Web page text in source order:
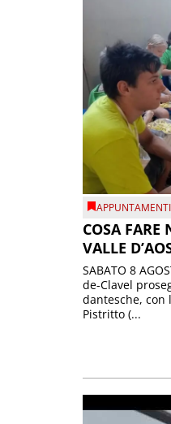
APPUNTAMENTI
COSA FARE
VALLE
SABATO 8
de-Clavel
dantesche, con
Pistritto (...